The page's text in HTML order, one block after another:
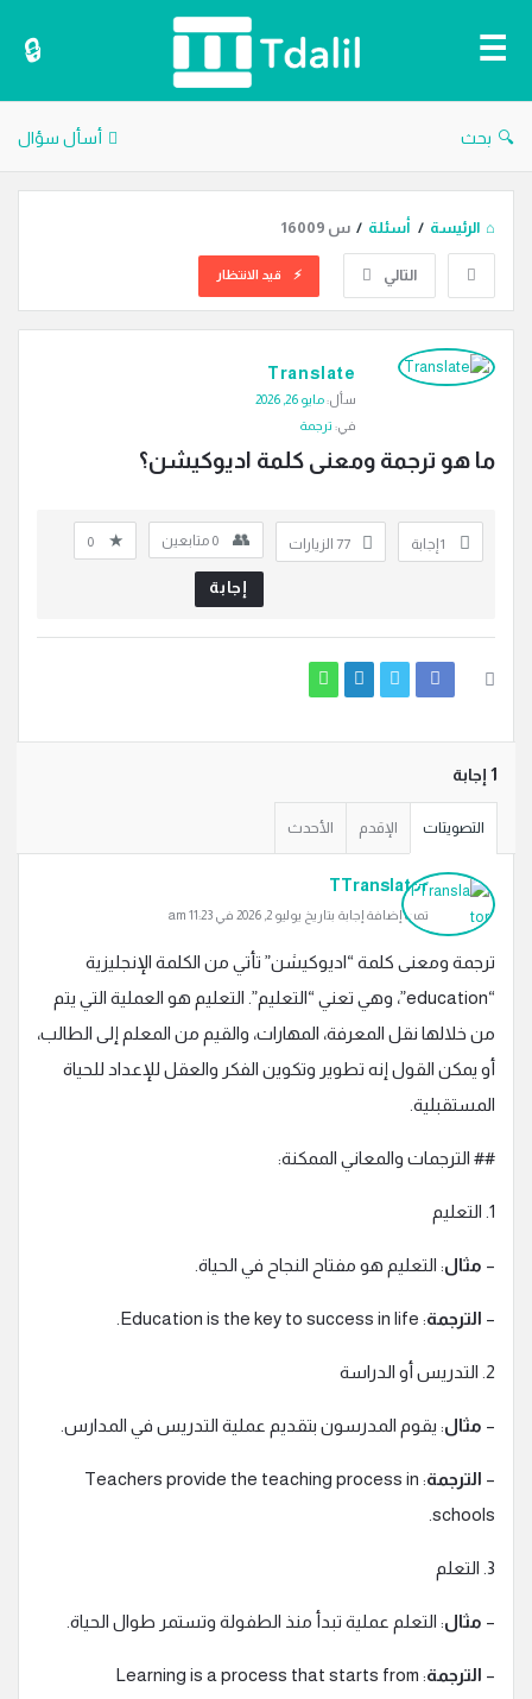
الترجمة
بحث أسأل سؤال
الرئيسة / أسئلة / س 16009
التالي قيد الانتظار
دليل
الترجمة
أسئلة
Translate
سأل:مايو 26, 2026
في: ترجمة
ما هو ترجمة ومعنى كلمة اديوكيشن؟
‫1 إجابة 77 الزيارات 0 متابعين 0
إجابة
‫1 إجابة
التصويتات الإقدم الأحدث
TTranslator
تمت إضافة إجابة بتاريخ يوليو 2, 2026 في 11:23 am
ترجمة ومعنى كلمة “اديوكيشن” تأتي من الكلمة الإنجليزية
“education”، وهي تعني “التعليم”. التعليم هو العملية التي يتم
من خلالها نقل المعرفة، المهارات، والقيم من المعلم إلى الطالب،
أو يمكن القول إنه تطوير وتكوين الفكر والعقل للإعداد للحياة
المستقبلية.
## الترجمات والمعاني الممكنة:
1. التعليم
– مثال: التعليم هو مفتاح النجاح في الحياة.
– الترجمة: Education is the key to success in life.
2. التدريس أو الدراسة
– مثال: يقوم المدرسون بتقديم عملية التدريس في المدارس.
– الترجمة : Teachers provide the teaching process in
schools.
3. التعلم
– مثال: التعلم عملية تبدأ منذ الطفولة وتستمر طوال الحياة.
– الترجمة : Learning is a process that starts from